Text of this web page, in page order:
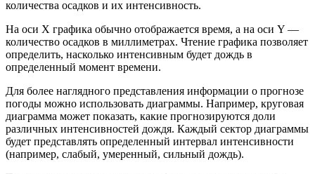
количества осадков и их интенсивность.
На оси X графика обычно отображается время, а на оси Y —
количество осадков в миллиметрах. Чтение графика позволяет
определить, насколько интенсивным будет дождь в
определенный момент времени.
Для более наглядного представления информации о прогнозе
погоды можно использовать диаграммы. Например, круговая
диаграмма может показать, какие прогнозируются доли
различных интенсивностей дождя. Каждый сектор диаграммы
будет представлять определенный интервал интенсивности
(например, слабый, умеренный, сильный дождь).